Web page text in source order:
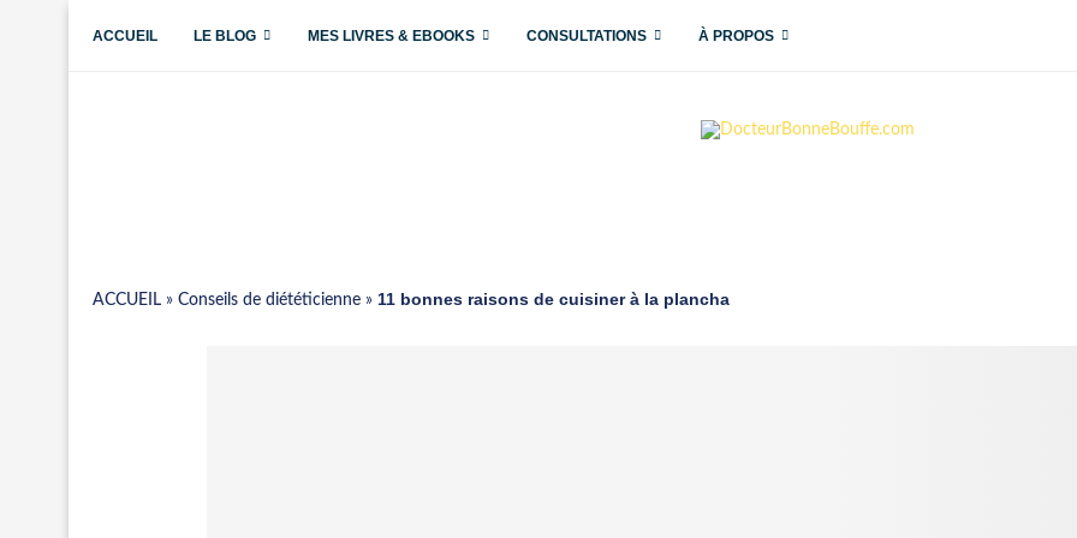
ACCUEIL LE BLOG MES LIVRES & EBOOKS CONSULTATIONS À PROPOS
ACCUEIL » Conseils de diététicienne » 11 bonnes raisons de cuisiner à la plancha